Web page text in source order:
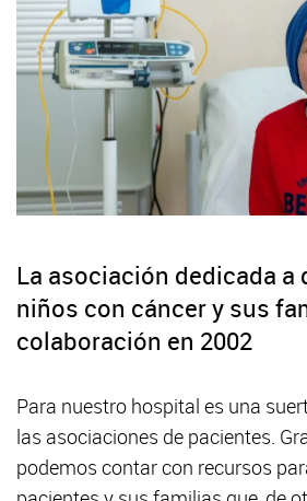
La asociación dedicada a
niños con cáncer y sus
colaboración en 2002
Para nuestro hospital es una
las asociaciones de pacientes.
podemos contar con recursos